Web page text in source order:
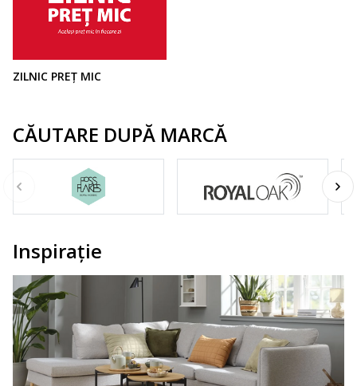
ZILNIC PREȚ MIC
CĂUTARE DUPĂ MARCĂ
Inspirație